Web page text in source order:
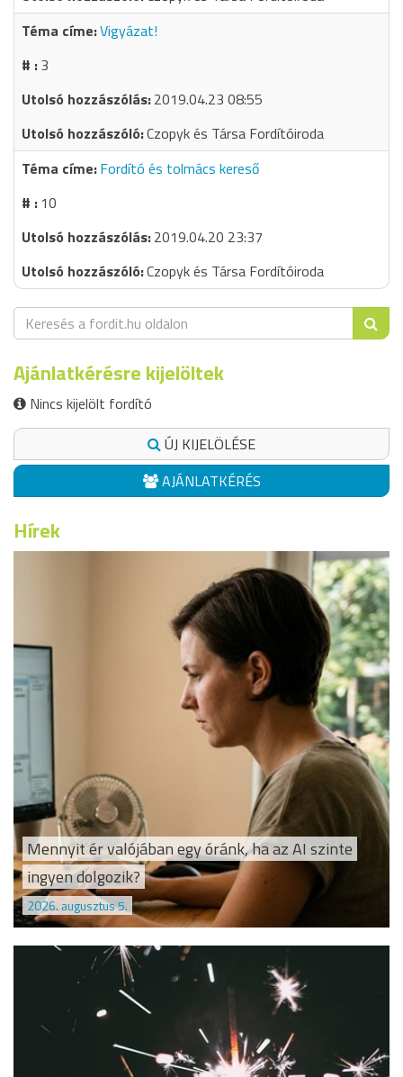
Vigyázat!
3
2019.04.23 08:55
Czopyk és Társa Fordítóiroda
Fordító és tolmács kereső
10
2019.04.20 23:37
Czopyk és Társa Fordítóiroda
Ajánlatkérésre kijelöltek
Nincs kijelölt fordító
ÚJ KIJELÖLÉSE
AJÁNLATKÉRÉS
Hírek
Mennyit ér valójában egy óránk, ha az AI szinte
ingyen dolgozik?
2026. augusztus 5.